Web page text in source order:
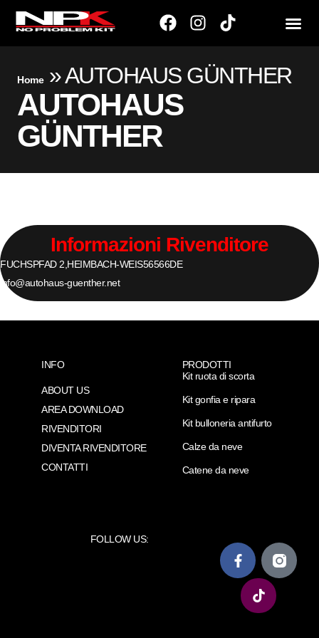
Home»AUTOHAUS GÜNTHER
AUTOHAUS
GÜNTHER
Informazioni Rivenditore
FUCHSPFAD 2, HEIMBACH-WEIS56566DE
info@autohaus-guenther.net
INFO
ABOUT US
AREA DOWNLOAD
RIVENDITORI
DIVENTA RIVENDITORE
CONTATTI
PRODOTTI
Kit ruota di scorta
Kit gonfia e ripara
Kit bulloneria antifurto
Calze da neve
Catene da neve
FOLLOW US: